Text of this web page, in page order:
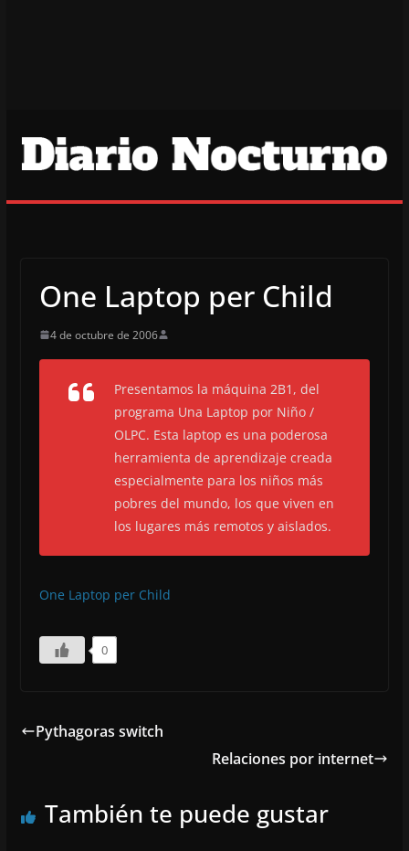
One Laptop per Child
4 de octubre de 2006
Presentamos la máquina 2B1, del
programa Una Laptop por Niño /
OLPC. Esta laptop es una poderosa
herramienta de aprendizaje creada
especialmente para los niños más
pobres del mundo, los que viven en
los lugares más remotos y aislados.
One Laptop per Child
0
Pythagoras switch
Relaciones por internet
También te puede gustar